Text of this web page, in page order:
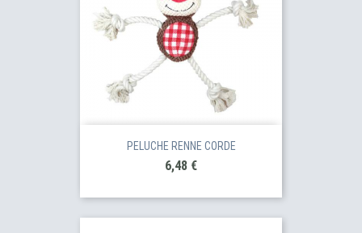
PELUCHE RENNE CORDE
Prix
6,48 €